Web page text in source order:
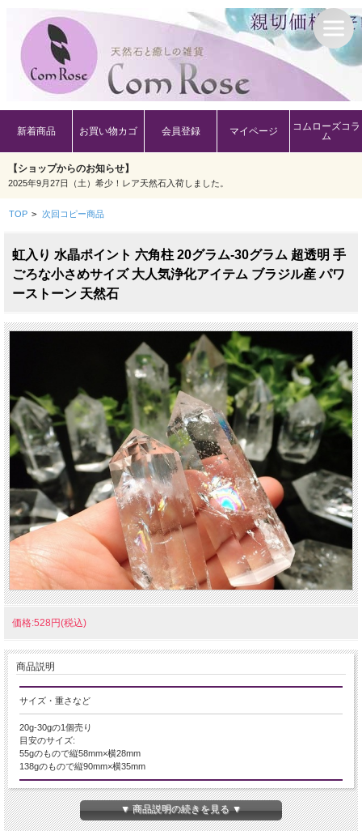
新着商品 お買い物カゴ 会員登録 マイページ
コムローズコラ
ム
【ショップからのお知らせ】
2025年9月27日（土）希少！レア天然石入荷しました。
TOP > 次回コピー商品
虹入り 水晶ポイント 六角柱 20グラム-30グラム 超透明 手
ごろな小さめサイズ 大人気浄化アイテム ブラジル産 パワ
ーストーン 天然石
価格:528円(税込)
商品説明
サイズ・重さなど
20g-30gの1個売り
目安のサイズ:
55gのもので縦58mm×横28mm
138gのもので縦90mm×横35mm
産地・原産国
ブラジル産
▼ 商品説明の続きを見る ▼